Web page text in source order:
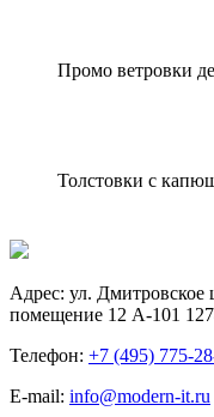
Промо ветровки
Толстовки с
Адрес: ул. Дмитровское
помещение 12 А-101
Телефон: +7 (495) 775-
E-mail: info@modern-it.ru